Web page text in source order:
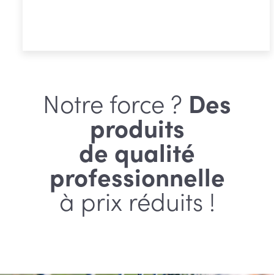
Notre force ? Des
produits
de qualité
professionnelle
à prix réduits !